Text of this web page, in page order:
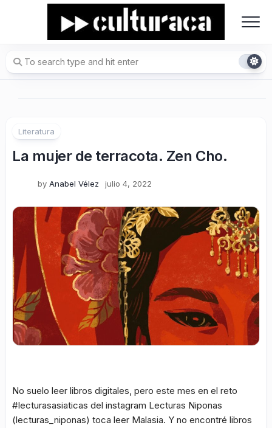
Literatura
La mujer de terracota. Zen Cho.
by Anabel Vélez julio 4, 2022
No suelo leer libros digitales, pero este mes en el reto
#lecturasasiaticas del instagram Lecturas Niponas
(lecturas_niponas) toca leer Malasia. Y no encontré libros